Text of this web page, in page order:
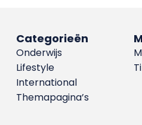
Categorieën
Onderwijs
Lifestyle
International
Themapagina’s